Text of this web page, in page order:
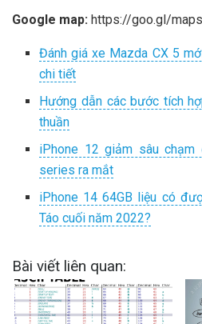
Google map: https://goo.gl/
Đánh giá xe Mazda CX 5
chi tiết
Hướng dẫn các bước tích
thuần
iPhone 12 giảm sâu
series ra mắt
iPhone 14 64GB liệu có
Táo cuối năm 2022?
Bài viết liên quan: